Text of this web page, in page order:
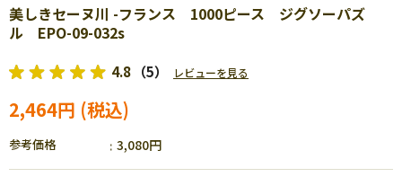
美しきセーヌ川 -フランス 1000ピース ジグソーパズ
ル EPO-09-032s
4.8 （5） レビューを見る
2,464円
参考価格 3,080円